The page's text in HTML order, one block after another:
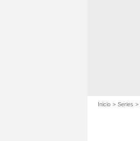
Inicio Series